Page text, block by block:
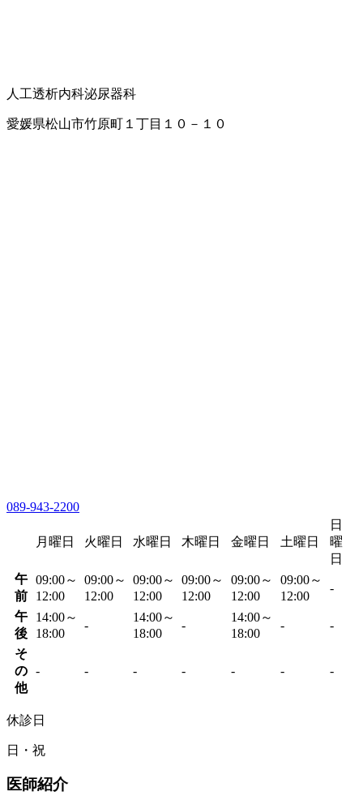
人工透析内科泌尿器科
愛媛県松山市竹原町１丁目１０－１０
089-943-2200
月曜日 火曜日 水曜日 木曜日 金曜日 土曜日
日
曜
日
午
前
09:00～
12:00
09:00～
12:00
09:00～
12:00
09:00～
12:00
09:00～
12:00
09:00～
12:00
-
午
後
14:00～
18:00
-
14:00～
18:00
-
14:00～
18:00
- -
そ
の
他
- - - - - - -
休診日
日・祝
医師紹介